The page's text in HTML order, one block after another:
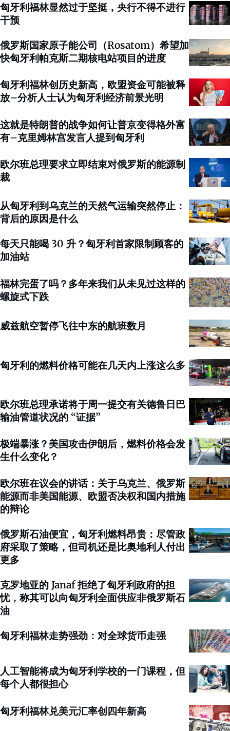
匈牙利福林显然过于坚挺，央行不得不进行
干预
俄罗斯国家原子能公司（Rosatom）希望加
快匈牙利帕克斯二期核电站项目的进度
匈牙利福林创历史新高，欧盟资金可能被释
放–分析人士认为匈牙利经济前景光明
这就是特朗普的战争如何让普京变得格外富
有–克里姆林宫发言人提到匈牙利
欧尔班总理要求立即结束对俄罗斯的能源制
裁
从匈牙利到乌克兰的天然气运输突然停止：
背后的原因是什么
每天只能喝 30 升？匈牙利首家限制顾客的
加油站
福林完蛋了吗？多年来我们从未见过这样的
螺旋式下跌
威兹航空暂停飞往中东的航班数月
匈牙利的燃料价格可能在几天内上涨这么多
欧尔班总理承诺将于周一提交有关德鲁日巴
输油管道状况的 “证据”
极端暴涨？美国攻击伊朗后，燃料价格会发
生什么变化？
欧尔班在议会的讲话：关于乌克兰、俄罗斯
能源而非美国能源、欧盟否决权和国内措施
的辩论
俄罗斯石油便宜，匈牙利燃料昂贵：尽管政
府采取了策略，但司机还是比奥地利人付出
更多
克罗地亚的 Janaf 拒绝了匈牙利政府的担
忧，称其可以向匈牙利全面供应非俄罗斯石
油
匈牙利福林走势强劲：对全球货币走强
人工智能将成为匈牙利学校的一门课程，但
每个人都很担心
匈牙利福林兑美元汇率创四年新高